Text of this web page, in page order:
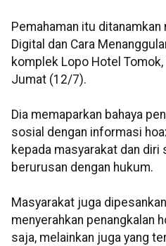
Pemahaman itu
Digital dan Cara
komplek Lopo Hotel
Jumat (12/7).
Dia memaparkan bahaya
sosial dengan informasi
kepada masyarakat dan diri
berurusan dengan hukum.
Masyarakat juga
menyerahkan penangkalan
saja, melainkan juga yang